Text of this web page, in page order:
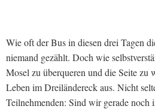
Wie oft der Bus in diesen drei Tagen
niemand gezählt. Doch wie
Mosel zu überqueren und die Seite zu
Leben im Dreiländereck aus. Nicht
Teilnehmenden: Sind wir gerade noch